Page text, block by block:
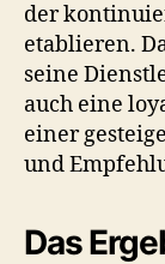
der
etablieren.
seine
auch eine
einer
und
Das